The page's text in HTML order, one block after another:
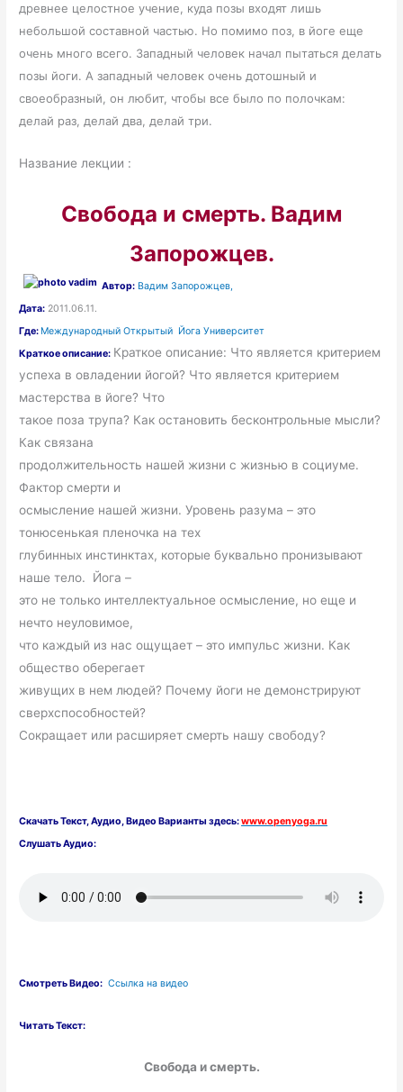
древнее целостное учение, куда позы входят лишь
небольшой составной частью. Но помимо поз, в йоге еще
очень много всего. Западный человек начал пытаться делать
позы йоги. А западный человек очень дотошный и
своеобразный, он любит, чтобы все было по полочкам:
делай раз, делай два, делай три.
Название лекции :
Свобода и смерть. Вадим
Запорожцев.
Автор: Вадим Запорожцев,
Дата: 2011.06.11.
Где: Международный Открытый Йога Университет
Краткое описание: Краткое описание: Что является критерием
успеха в овладении йогой? Что является критерием
мастерства в йоге? Что
такое поза трупа? Как остановить бесконтрольные мысли?
Как связана
продолжительность нашей жизни с жизнью в социуме.
Фактор смерти и
осмысление нашей жизни. Уровень разума – это
тонюсенькая пленочка на тех
глубинных инстинктах, которые буквально пронизывают
наше тело. Йога –
это не только интеллектуальное осмысление, но еще и
нечто неуловимое,
что каждый из нас ощущает – это импульс жизни. Как
общество оберегает
живущих в нем людей? Почему йоги не демонстрируют
сверхспособностей?
Сокращает или расширяет смерть нашу свободу?
СкачатьТекст, Аудио, Видео Варианты здесь:www.openyoga.ru
Слушать Аудио:
Смотреть Видео:Ссылка на видео
Читать Текст:
Свобода и смерть.